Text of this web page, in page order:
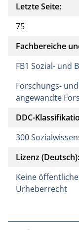
Letzte Seite:
75
Fachbereiche
FB1 Sozial- und
Forschungs-
angewandte
DDC-
300
Lizenz (Deutsch):
Keine
Urheberrecht